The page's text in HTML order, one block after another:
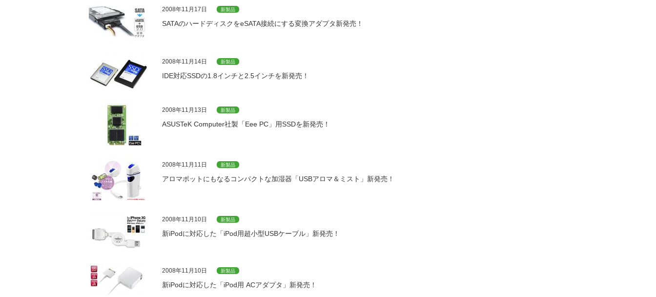
2008年11月17日 新製品
SATAのハードディスクをeSATA接続にする変換アダプタ新発売！
2008年11月14日 新製品
IDE対応SSDの1.8インチと2.5インチを新発売！
2008年11月13日 新製品
ASUSTeK Computer社製「Eee PC」用SSDを新発売！
2008年11月11日 新製品
アロマポットにもなるコンパクトな加湿器「USBアロマ＆ミスト」新発売！
2008年11月10日 新製品
新iPodに対応した「iPod用超小型USBケーブル」新発売！
2008年11月10日 新製品
新iPodに対応した「iPod用 ACアダプタ」新発売！